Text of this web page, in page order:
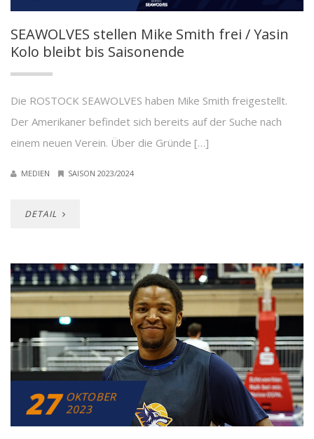
SEAWOLVES stellen Mike Smith frei / Yasin
Kolo bleibt bis Saisonende
Die ROSTOCK SEAWOLVES haben Mike Smith freigestellt.
Der Amerikaner befindet sich bereits auf der Suche nach
einem neuen Verein. Über die Gründe […]
MEDIEN SAISON 2023/2024
DETAIL
27 OKTOBER
2023